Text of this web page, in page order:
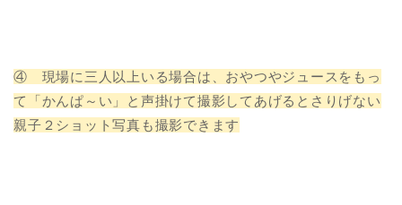
④ 現場に三人以上いる場合は、おやつやジュースをもっ
て「かんぱ～い」と声掛けて撮影してあげるとさりげない
親子２ショット写真も撮影できます